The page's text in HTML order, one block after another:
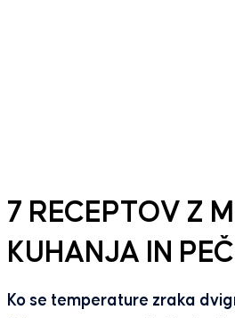
7 RECEPTOV Z
KUHANJA IN
Ko se temperature zraka